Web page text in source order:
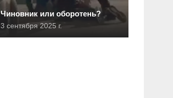
Чиновник или оборотень?
3 сентября 2025 г.